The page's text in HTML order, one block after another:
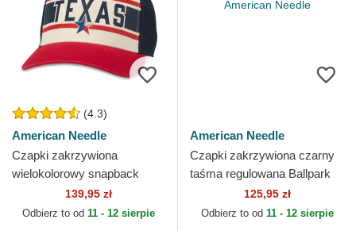
(4.3)
American Needle
Czapki zakrzywiona
wielokolorowy snapback
Sinclair American Needle
139,95 zł
Odbierz to od 11 - 12 sierpie
American Needle
Czapki zakrzywiona czarny
taśma regulowana Ballpark
New York Black Yankees
MLB American Needle
125,95 zł
Odbierz to od 11 - 12 sierpie